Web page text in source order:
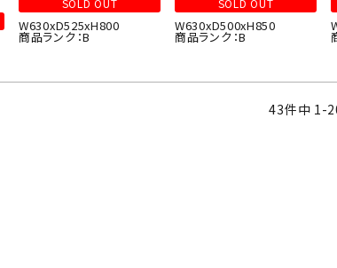
W630xD525xH800
商品ランク：B
W630xD500xH850
商品ランク：B
43件中 1 -